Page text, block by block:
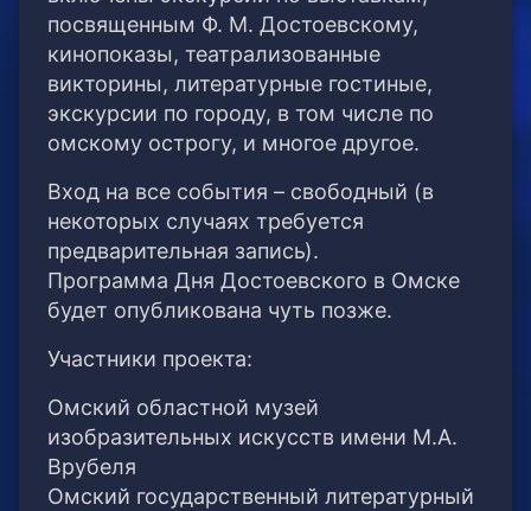
посвященным Ф. М. Достоевскому,
кинопоказы, театрализованные
викторины, литературные гостиные,
экскурсии по городу, в том числе по
омскому острогу, и многое другое.
Вход на все события – свободный (в
некоторых случаях требуется
предварительная запись).
Программа Дня Достоевского в Омске
будет опубликована чуть позже.
Участники проекта:
Омский областной музей
изобразительных искусств имени М.А.
Врубеля
Омский государственный литературный